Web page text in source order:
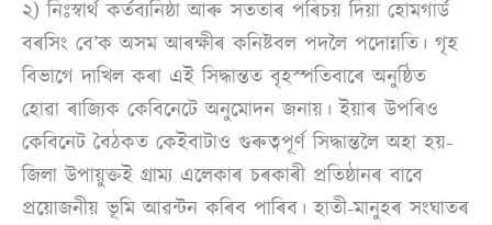
২) নিঃস্বাৰ্থ কৰ্তব্যনিষ্ঠা আৰু সততাৰ পৰিচয় দিয়া হোমগাৰ্ড
বৰসিং বে’ক অসম আৰক্ষীৰ কনিষ্টবল পদলৈ পদোন্নতি। গৃহ
বিভাগে দাখিল কৰা এই সিদ্ধান্তত বৃহস্পতিবাৰে অনুষ্ঠিত
হোৱা ৰাজ্যিক কেবিনেটে অনুমোদন জনায়। ইয়াৰ উপৰিও
কেবিনেট বৈঠকত কেইবাটাও গুৰুত্বপূৰ্ণ সিদ্ধান্তলৈ অহা হয়-
জিলা উপায়ুক্তই গ্ৰাম্য এলেকাৰ চৰকাৰী প্ৰতিষ্ঠানৰ বাবে
প্ৰয়োজনীয় ভূমি আৱন্টন কৰিব পাৰিব। হাতী-মানুহৰ সংঘাতৰ